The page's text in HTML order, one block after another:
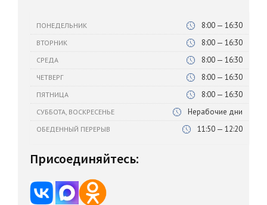
ПОНЕДЕЛЬНИК 8:00 — 16:30
ВТОРНИК 8:00 — 16:30
СРЕДА 8:00 — 16:30
ЧЕТВЕРГ 8:00 — 16:30
ПЯТНИЦА 8:00 — 16:30
СУББОТА, ВОСКРЕСЕНЬЕ Нерабочие дни
ОБЕДЕННЫЙ ПЕРЕРЫВ 11:50 — 12:20
Присоединяйтесь: